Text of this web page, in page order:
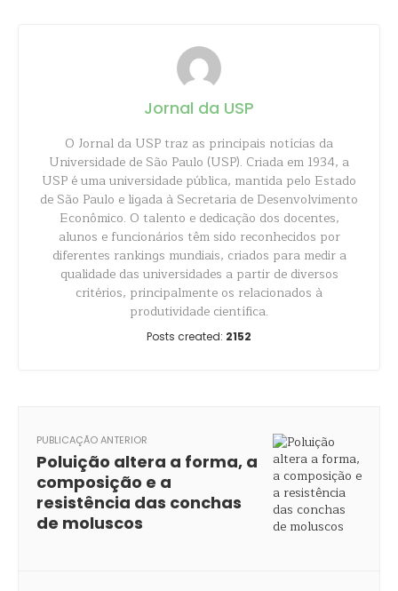
Jornal da USP
O Jornal da USP traz as principais notícias da
Universidade de São Paulo (USP). Criada em 1934, a
USP é uma universidade pública, mantida pelo Estado
de São Paulo e ligada à Secretaria de Desenvolvimento
Econômico. O talento e dedicação dos docentes,
alunos e funcionários têm sido reconhecidos por
diferentes rankings mundiais, criados para medir a
qualidade das universidades a partir de diversos
critérios, principalmente os relacionados à
produtividade científica.
Posts created: 2152
PUBLICAÇÃO ANTERIOR
Poluição altera a forma, a
composição e a
resistência das conchas
de moluscos